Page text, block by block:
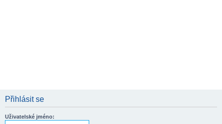
Přihlásit se
Uživatelské jméno: